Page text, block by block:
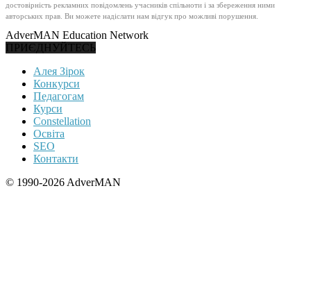
достовірність рекламних повідомлень учасників спільноти і за збереження ними
авторських прав. Ви можете надіслати нам відгук про можливі порушення.
AdverMAN Education Network
ПРИЄДНУЙТЕСЬ
Алея Зірок
Конкурси
Педагогам
Курси
Constellation
Освіта
SEO
Контакти
© 1990-2026 AdverMAN